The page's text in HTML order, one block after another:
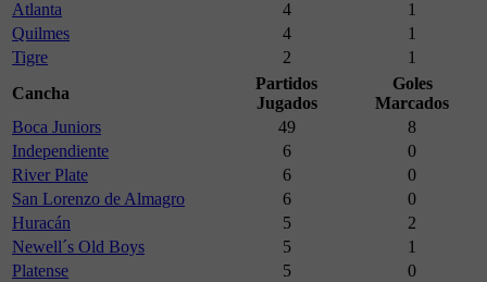
Atlanta 4
1
Quilmes
4
1
Tigre
2
1
Cancha
Partidos
Jugados
Goles
Marcados
Boca Juniors
49
8
Independiente
6
0
River Plate
6
0
San Lorenzo de Almagro
6
0
Huracán
5
2
Newell´s Old Boys
5
1
Platense
5
0